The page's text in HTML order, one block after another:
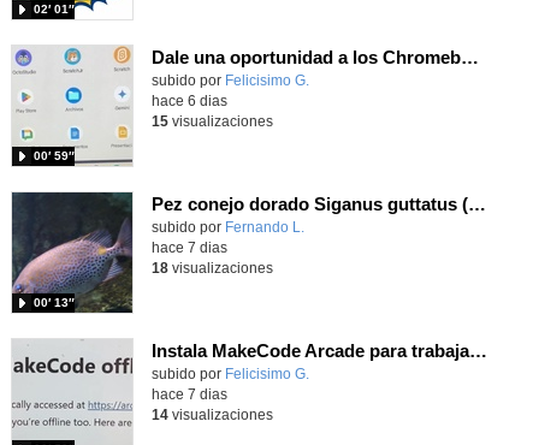
02′ 01″
Dale una oportunidad a los Chromebooks y utiliza un proyector para realizar talleres si no tienes pantallas táctiles
Contenido educativo.
subido por Felicisimo G.
00′ 59″
hace 6 dias
15visualizaciones
Pez conejo dorado Siganus guttatus (Bloch, 1786)
Contenido educativo.
subido por Fernando L.
00′ 13″
hace 7 dias
18visualizaciones
Instala MakeCode Arcade para trabajar offline en tu tablet, ordenador, Chromebook
Contenido educativo.
subido por Felicisimo G.
hace 7 dias
14visualizaciones